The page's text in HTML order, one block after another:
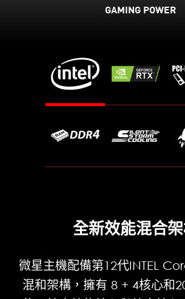
GAMING POWER
全新效能混合
微星主機配備第12代INTEL
混和架構，擁有 8 + 4核心和